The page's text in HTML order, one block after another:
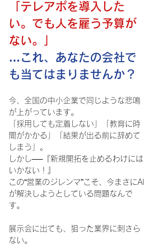
「テレアポを導入した
い。でも人を雇う予算が
ない。」
…これ、あなたの会社で
も当てはまりませんか？
今、全国の中小企業で同じような悲鳴
が上がっています。
「採用しても定着しない」「教育に時
間がかかる」「結果が出る前に辞めて
しまう」。
しかし──『新規開拓を止めるわけには
いかない！』
この“営業のジレンマ”こそ、今まさにAI
が解決しようとしている問題なんで
す。
展示会に出ても、狙った業界に刺さら
ない。